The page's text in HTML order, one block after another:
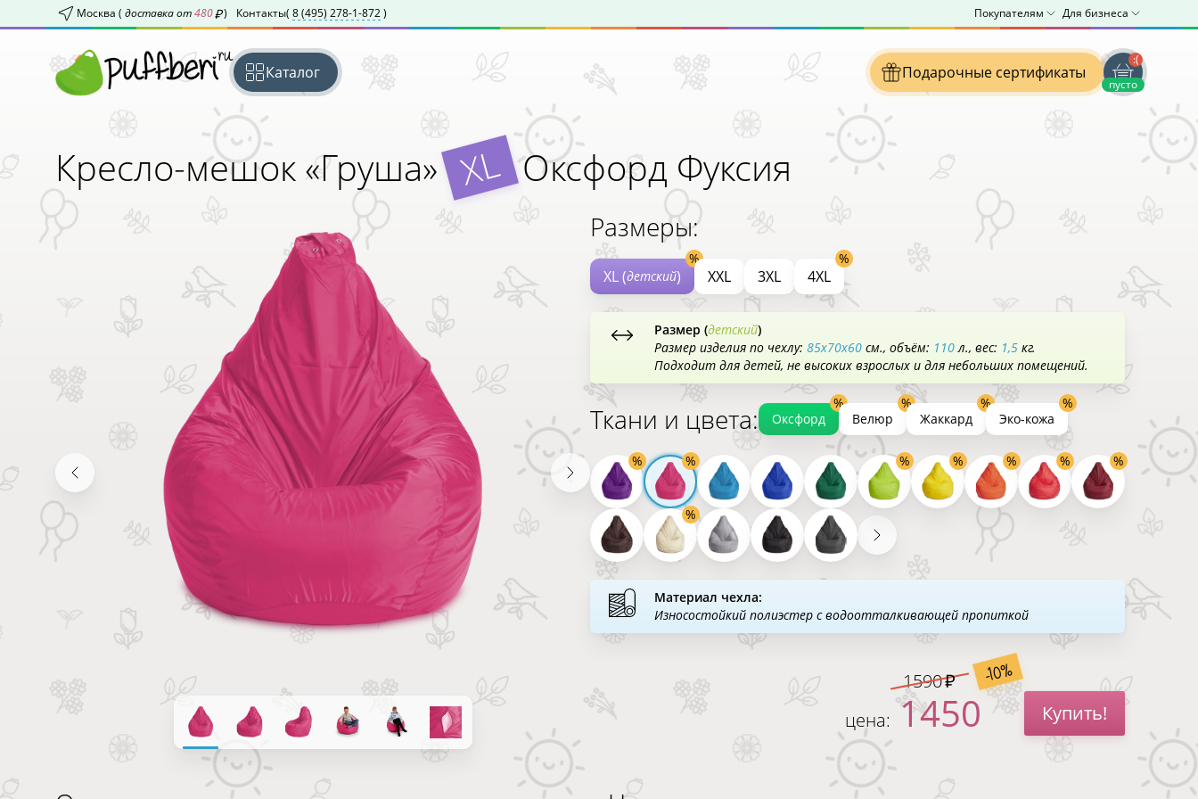
Москва ( доставка от480 ) Контакты( 8 (495) 278-1-872) Покупателям Для бизнеса
Каталог Подарочные сертификаты
:(
пусто
Кресло-мешок «Груша»XL Оксфорд Фуксия
Размеры:
XL (детский) XXL 3XL 4XL
Размер (детский)
Размер изделия по чехлу: 85x70x60 см. объём: 110л. вес: 1,5 кг.
Подходит для детей, не высоких взрослых и для небольших помещений.
Ткани и цвета: Оксфорд Велюр Жаккард Эко-кожа
Материал чехла:
Износостойкий полиэстер с водоотталкивающей пропиткой
цена: 1450
-10%
1590
Купить!